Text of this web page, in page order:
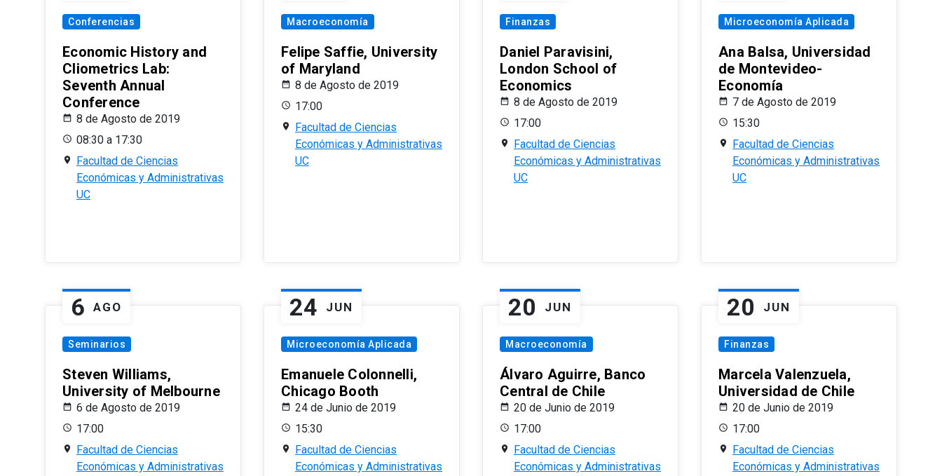
Conferencias
Economic History and
Cliometrics Lab:
Seventh Annual
Conference
8 de Agosto de 2019
08:30 a 17:30
Facultad de Ciencias
Económicas y Administrativas
UC
Macroeconomía
Felipe Saffie, University
of Maryland
8 de Agosto de 2019
17:00
Facultad de Ciencias
Económicas y Administrativas
UC
Finanzas
Daniel Paravisini,
London School of
Economics
8 de Agosto de 2019
17:00
Facultad de Ciencias
Económicas y Administrativas
UC
Microeconomía Aplicada
Ana Balsa, Universidad
de Montevideo-
Economía
7 de Agosto de 2019
15:30
Facultad de Ciencias
Económicas y Administrativas
UC
6 AGO
Seminarios
Steven Williams,
University of Melbourne
6 de Agosto de 2019
17:00
Facultad de Ciencias
Económicas y Administrativas
24 JUN
Microeconomía Aplicada
Emanuele Colonnelli,
Chicago Booth
24 de Junio de 2019
15:30
Facultad de Ciencias
Económicas y Administrativas
20 JUN
Macroeconomía
Álvaro Aguirre, Banco
Central de Chile
20 de Junio de 2019
17:00
Facultad de Ciencias
Económicas y Administrativas
20 JUN
Finanzas
Marcela Valenzuela,
Universidad de Chile
20 de Junio de 2019
17:00
Facultad de Ciencias
Económicas y Administrativas